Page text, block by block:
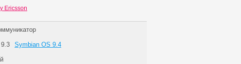
Ericsson
Symbian OS 9.4